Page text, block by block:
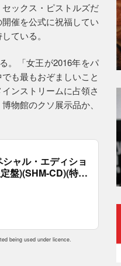
ックス・ピストルズだ
催を公式に祝福してい
ている。
。「女王が2016年をパ
も最もおぞましいこと
ンストリームに占領さ
物館のクソ展示品か、
ャル・エディショ
盤)(SHM-CD)(特
being used under licence.